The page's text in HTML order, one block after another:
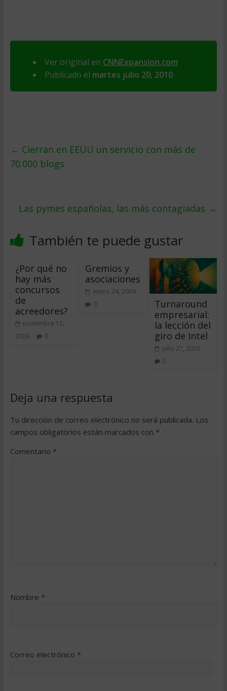
Ver original en CNNExpansion.com
Publicado el martes julio 20, 2010
← Cierran en EEUU un servicio con más de
70.000 blogs
Las pymes españolas, las más contagiadas →
También te puede gustar
¿Por qué no
hay más
concursos
de
acreedores?
noviembre 12,
2009
0
Gremios y
asociaciones
enero 24, 2004
0
Turnaround
empresarial:
la lección del
giro de Intel
julio 27, 2026
0
Deja una respuesta
Tu dirección de correo electrónico no será publicada. Los
campos obligatorios están marcados con *
Comentario *
Nombre *
Correo electrónico *